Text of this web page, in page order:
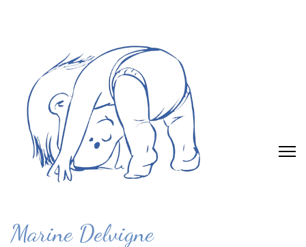
Enter)
Marine Delvigne